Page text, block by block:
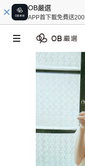
OB嚴選
APP首下載免費送